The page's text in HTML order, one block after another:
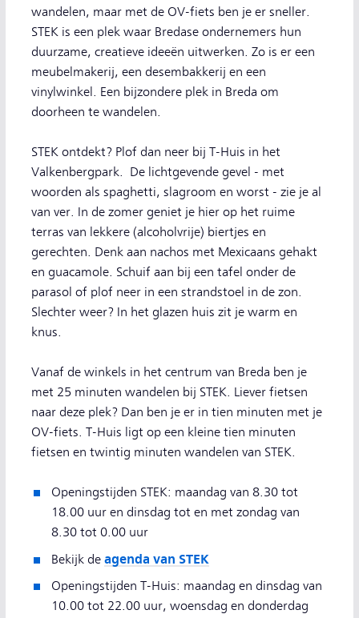
wandelen, maar met de OV-fiets ben je er sneller.
STEK is een plek waar Bredase ondernemers hun
duurzame, creatieve ideeën uitwerken. Zo is er een
meubelmakerij, een desembakkerij en een
vinylwinkel. Een bijzondere plek in Breda om
doorheen te wandelen.
STEK ontdekt? Plof dan neer bij T-Huis in het
Valkenbergpark. De lichtgevende gevel - met
woorden als spaghetti, slagroom en worst - zie je al
van ver. In de zomer geniet je hier op het ruime
terras van lekkere (alcoholvrije) biertjes en
gerechten. Denk aan nachos met Mexicaans gehakt
en guacamole. Schuif aan bij een tafel onder de
parasol of plof neer in een strandstoel in de zon.
Slechter weer? In het glazen huis zit je warm en
knus.
Vanaf de winkels in het centrum van Breda ben je
met 25 minuten wandelen bij STEK. Liever fietsen
naar deze plek? Dan ben je er in tien minuten met je
OV-fiets. T-Huis ligt op een kleine tien minuten
fietsen en twintig minuten wandelen van STEK.
Openingstijden STEK: maandag van 8.30 tot
18.00 uur en dinsdag tot en met zondag van
8.30 tot 0.00 uur
Bekijk de agenda van STEK
Openingstijden T-Huis: maandag en dinsdag van
10.00 tot 22.00 uur, woensdag en donderdag